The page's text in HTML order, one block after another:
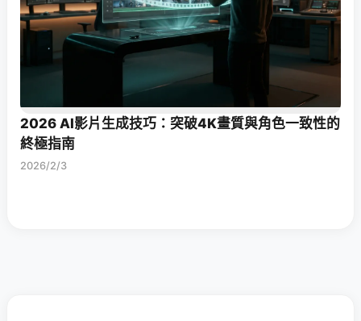
2026 AI影片生成技巧：突破4K畫質與角色一致性的
終極指南
2026/2/3